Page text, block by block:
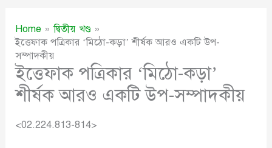
Home
দ্বিতীয় খণ্ড
ইত্তেফাক পত্রিকার ‘মিঠো-কড়া’ শীর্ষক আরও একটি উপ-
সম্পাদকীয়
ইত্তেফাক পত্রিকার ‘মিঠো-কড়া’
শীর্ষক আরও একটি উপ-সম্পাদকীয়
<02.224.813-814>